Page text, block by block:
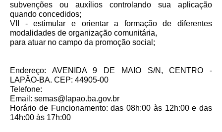
subvenções ou auxílios controlando sua aplicação
quando concedidos;
VII - estimular e orientar a formação de diferentes
modalidades de organização comunitária,
para atuar no campo da promoção social;
Endereço: AVENIDA 9 DE MAIO S/N, CENTRO -
LAPÃO-BA. CEP: 44905-00
Telefone:
Email: semas@lapao.ba.gov.br
Horário de Funcionamento: das 08h:00 às 12h:00 e das
14h:00 às 17h:00